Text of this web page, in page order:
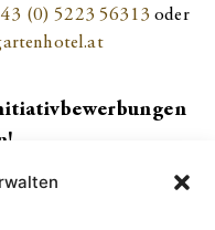
(0) 5223 56313 oder